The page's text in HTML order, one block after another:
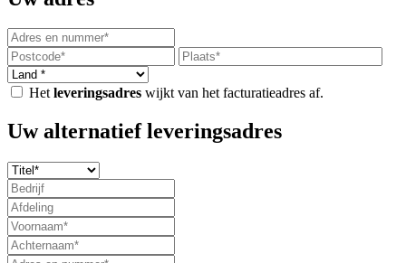
Hetleveringsadres wijkt van het facturatieadres af.
Uw alternatief leveringsadres